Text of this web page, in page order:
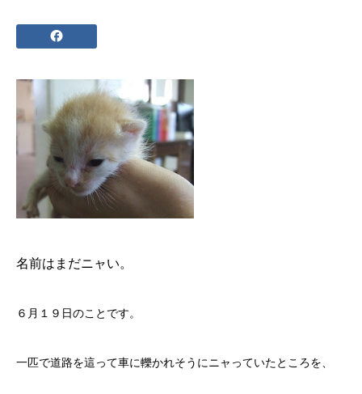
名前はまだニャい。
６月１９日のことです。
一匹で道路を這って車に轢かれそうにニャっていたところを、